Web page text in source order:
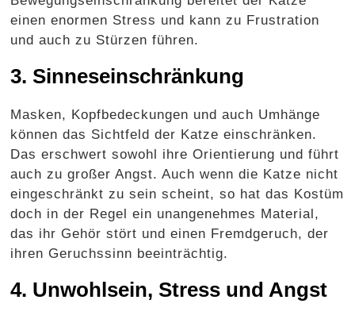
einen enormen Stress und kann zu Frustration
und auch zu Stürzen führen.
3. Sinneseinschränkung
Masken, Kopfbedeckungen und auch Umhänge
können das Sichtfeld der Katze einschränken.
Das erschwert sowohl ihre Orientierung und führt
auch zu großer Angst. Auch wenn die Katze nicht
eingeschränkt zu sein scheint, so hat das Kostüm
doch in der Regel ein unangenehmes Material,
das ihr Gehör stört und einen Fremdgeruch, der
ihren Geruchssinn beeinträchtig.
4. Unwohlsein, Stress und Angst